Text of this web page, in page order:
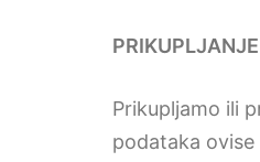
Prikupljamo ili
podataka